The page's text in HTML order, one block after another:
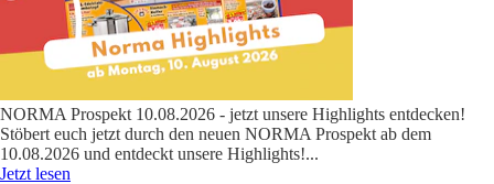
NORMA Prospekt 10.08.2026 - jetzt unsere Highlights entdecken!
Stöbert euch jetzt durch den neuen NORMA Prospekt ab dem
10.08.2026 und entdeckt unsere Highlights!...
Jetzt lesen